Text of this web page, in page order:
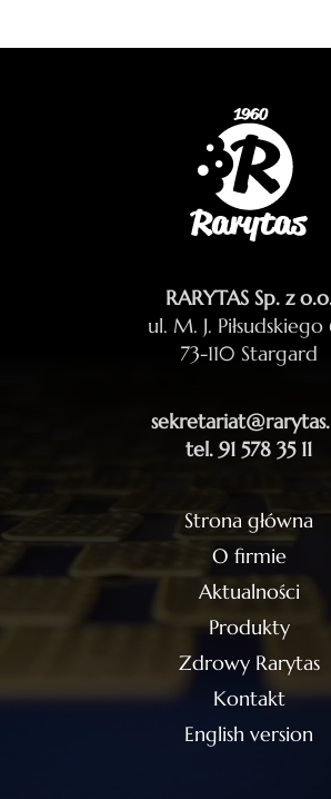
RARYTAS Sp. z
ul. M. J. Piłsudskiego
73-110 Stargard
tel. 91 578 35 11
Strona główna
O firmie
Aktualności
Produkty
Zdrowy Rarytas
Kontakt
English version